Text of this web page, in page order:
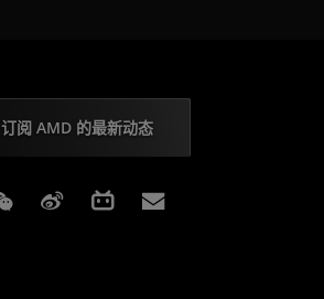
订阅 AMD 的最新动态
Weixin Weibo Bilibili